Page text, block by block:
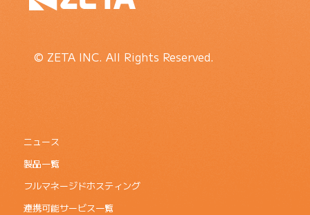
© ZETA INC. All Rights Reserved.
ニュース
製品一覧
フルマネージドホスティング
連携可能サービス一覧